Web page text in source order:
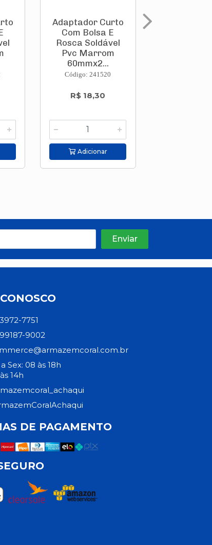
Adaptador Curto
Com Bolsa E
Rosca Soldável
Pvc Marrom
60mmx2...
Código: 241520
R$ 18,30
Adicionar
7751
9002
Sex: 08 às 18h
14h
DE PAGAMENTO